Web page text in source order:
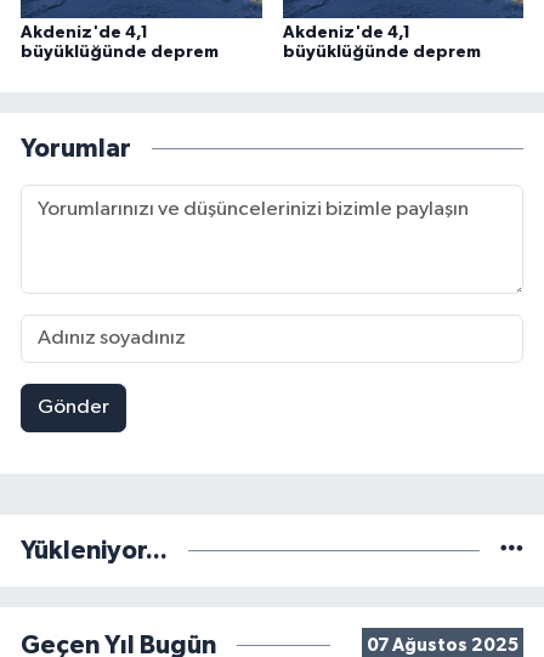
Akdeniz'de 4,1
büyüklüğünde deprem
Akdeniz'de 4,1
büyüklüğünde deprem
Yorumlar
Gönder
Yükleniyor...
Geçen Yıl Bugün 07 Ağustos 2025